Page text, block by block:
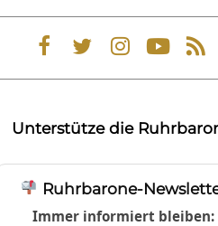
Unterstütze die
Ruhrbarone-
Immer informiert bleiben: